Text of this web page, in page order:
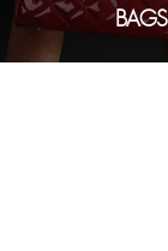
BAGS